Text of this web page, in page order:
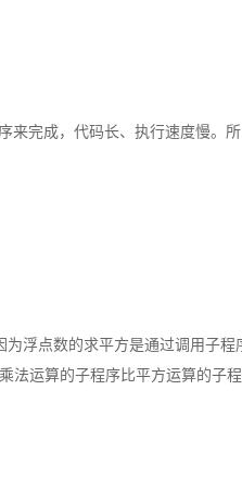
完成，代码长、执行速度慢。
点数的求平方是通过调用子程
运算的子程序比平方运算的子